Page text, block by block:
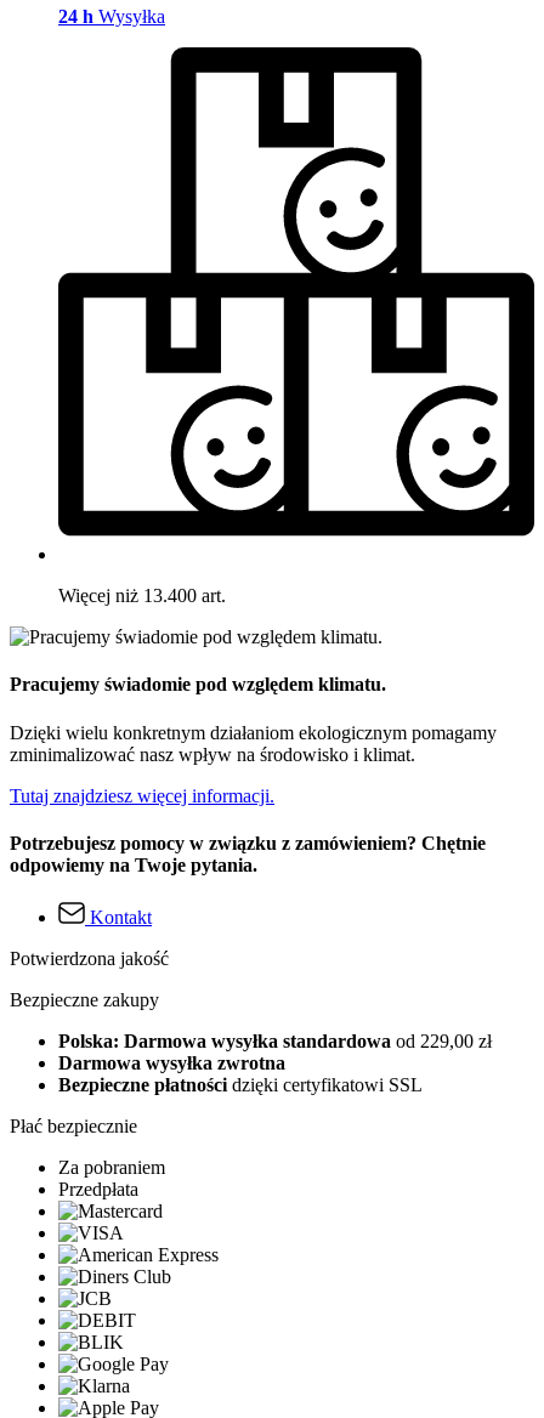
24 h Wysyłka
Więcej niż 13.400 art.
Pracujemy świadomie pod względem klimatu.
Dzięki wielu konkretnym działaniom ekologicznym pomagamy
zminimalizować nasz wpływ na środowisko i klimat.
Tutaj znajdziesz więcej informacji.
Potrzebujesz pomocy w związku z zamówieniem? Chętnie
odpowiemy na Twoje pytania.
Kontakt
Potwierdzona jakość
Bezpieczne zakupy
Polska: Darmowa wysyłka standardowa od 229,00 zł
Darmowa wysyłka zwrotna
Bezpieczne płatności dzięki certyfikatowi SSL
Płać bezpiecznie
Za pobraniem
Przedpłata